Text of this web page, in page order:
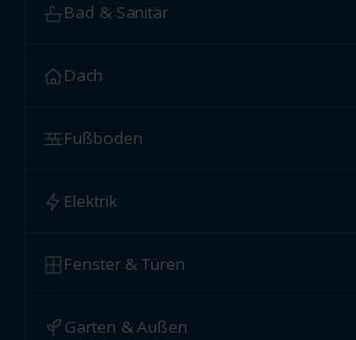
Bad & Sanitär
Dach
Fußboden
Elektrik
Fenster & Türen
Garten & Außen